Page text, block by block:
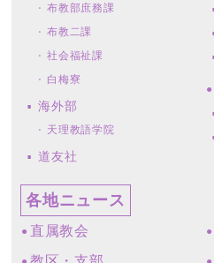
布教部庶務課
布教二課
社会福祉課
白梅寮
海外部
天理教語学院
道友社
各地ニュース
直属教会